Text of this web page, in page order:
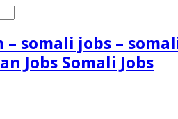
Jobs Somali Jobs